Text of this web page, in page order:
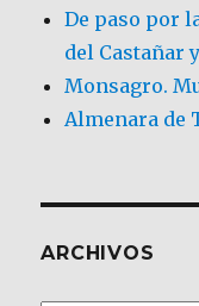
De paso por
del Castañar
Monsagro.
Almenara de
ARCHIVOS